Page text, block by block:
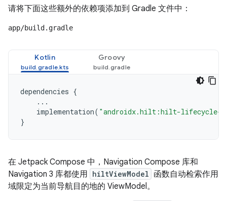
请将下面这些额外的依赖项添加到 Gradle 文件中：
app/build.gradle
Kotlin Groovy
dependencies {
...
implementation( "androidx.hilt:hilt-lifecycle-
}
在 Jetpack Compose 中，Navigation Compose 库和
Navigation 3 库都使用 hiltViewModel 函数自动检索作用
域限定为当前导航目的地的 ViewModel。